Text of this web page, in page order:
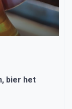
bier het